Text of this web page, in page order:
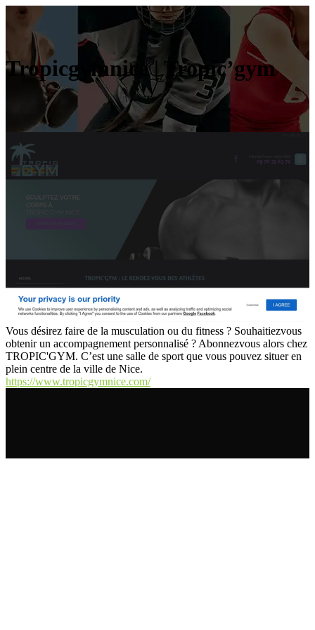
Tropicgymni­ce | Tropic’gym
Vous désirez faire de la musculation ou du fitness ? Souhaitiezvous
obtenir un accompagnement personnalisé ? Abonnezvous alors chez
TROPIC'GYM. C’est une salle de sport que vous pouvez situer en
plein centre de la ville de Nice.
https://www.tropicgymnice.com/